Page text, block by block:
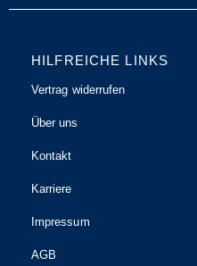
HILFREICHE LINKS
Vertrag widerrufen
Über uns
Kontakt
Karriere
Impressum
AGB